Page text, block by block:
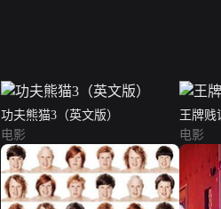
功夫熊猫3（英文版）
电影
王牌贱
电影